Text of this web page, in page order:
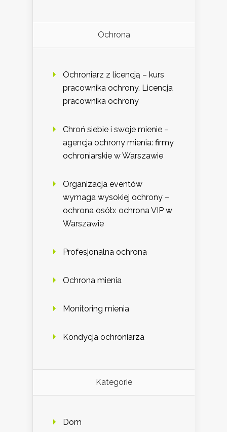
Ochrona
Ochroniarz z licencją – kurs
pracownika ochrony. Licencja
pracownika ochrony
Chroń siebie i swoje mienie –
agencja ochrony mienia: firmy
ochroniarskie w Warszawie
Organizacja eventów
wymaga wysokiej ochrony –
ochrona osób: ochrona VIP w
Warszawie
Profesjonalna ochrona
Ochrona mienia
Monitoring mienia
Kondycja ochroniarza
Kategorie
Dom